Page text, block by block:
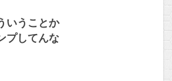
いうことか
プしてんな